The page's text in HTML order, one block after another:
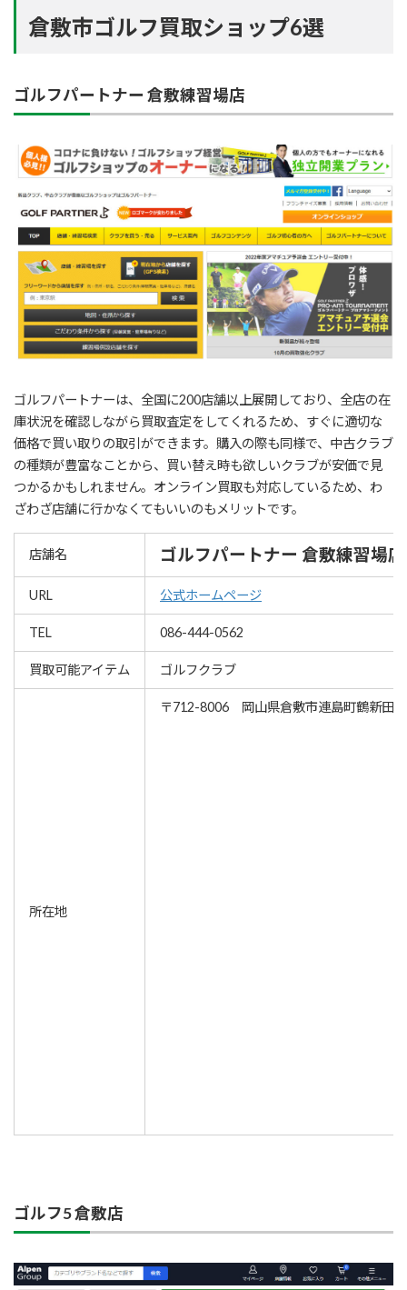
倉敷市ゴルフ買取ショップ6選
ゴルフパートナー 倉敷練習場店
ゴルフパートナーは、全国に200店舗以上展開しており、全店の在
庫状況を確認しながら買取査定をしてくれるため、すぐに適切な
価格で買い取りの取引ができます。購入の際も同様で、中古クラブ
の種類が豊富なことから、買い替え時も欲しいクラブが安価で見
つかるかもしれません。オンライン買取も対応しているため、わ
ざわざ店舗に行かなくてもいいのもメリットです。
店舗名 ゴルフパートナー 倉敷練習場店
URL 公式ホームページ
TEL 086-444-0562
買取可能アイテム ゴルフクラブ
所在地
〒712-8006 岡山県倉敷市連島町鶴新田
ゴルフ5 倉敷店